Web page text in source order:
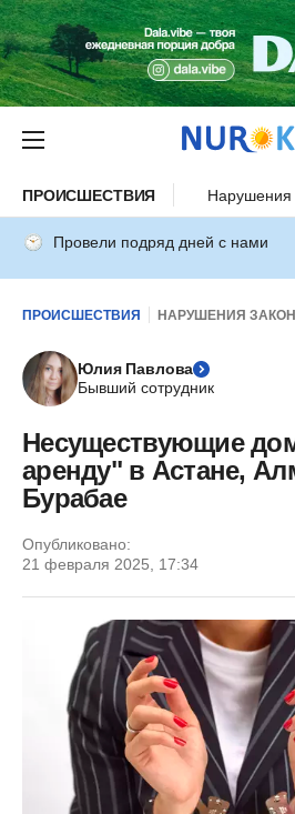
ПРОИСШЕСТВИЯ Нарушения
Провели подряд дней с нами
ПРОИСШЕСТВИЯ НАРУШЕНИЯ
Юлия Павлова
Бывший сотрудник
Несуществующие
аренду" в Астане,
Бурабае
Опубликовано:
21 февраля 2025, 17:34